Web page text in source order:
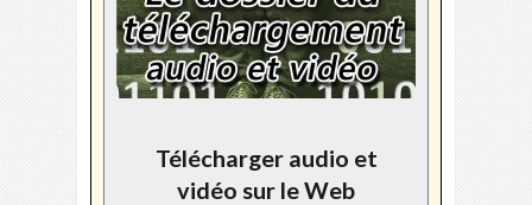
Télécharger audio et
vidéo sur le Web